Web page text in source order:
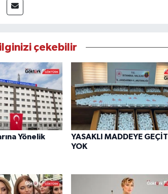
çekebilir
Yönelik
YASAKLI MADDEYE GEÇİT
YOK